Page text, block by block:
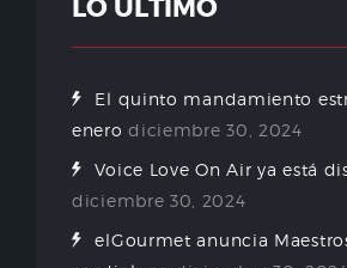
LO ÚLTIMO
El quinto mandamiento
enero diciembre 30, 2024
Voice Love On Air ya está
diciembre 30, 2024
elGourmet anuncia